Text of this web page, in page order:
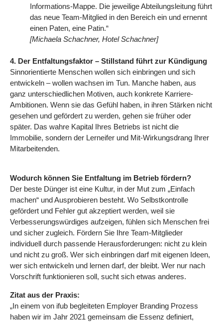
Informations-Mappe. Die jeweilige Abteilungsleitung führt
das neue Team-Mitglied in den Bereich ein und ernennt
einen Paten, eine Patin.“
[Michaela Schachner, Hotel Schachner]
4. Der Entfaltungsfaktor – Stillstand führt zur Kündigung
Sinnorientierte Menschen wollen sich einbringen und sich
entwickeln – wollen wachsen im Tun. Manche haben, aus
ganz unterschiedlichen Motiven, auch konkrete Karriere-
Ambitionen. Wenn sie das Gefühl haben, in ihren Stärken nicht
gesehen und gefördert zu werden, gehen sie früher oder
später. Das wahre Kapital Ihres Betriebs ist nicht die
Immobilie, sondern der Lerneifer und Mit-Wirkungsdrang Ihrer
Mitarbeitenden.
Wodurch können Sie Entfaltung im Betrieb fördern?
Der beste Dünger ist eine Kultur, in der Mut zum „Einfach
machen“ und Ausprobieren besteht. Wo Selbstkontrolle
gefördert und Fehler gut akzeptiert werden, weil sie
Verbesserungswürdiges aufzeigen, fühlen sich Menschen frei
und sicher zugleich. Fördern Sie Ihre Team-Mitglieder
individuell durch passende Herausforderungen: nicht zu klein
und nicht zu groß. Wer sich einbringen darf mit eigenen Ideen,
wer sich entwickeln und lernen darf, der bleibt. Wer nur nach
Vorschrift funktionieren soll, sucht sich etwas anderes.
Zitat aus der Praxis:
„In einem von ifub begleiteten Employer Branding Prozess
haben wir im Jahr 2021 gemeinsam die Essenz definiert,